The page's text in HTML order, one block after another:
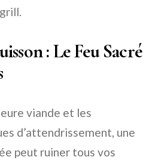
: Le Feu Sacré
viande et les
d’attendrissement, une
peut ruiner tous vos